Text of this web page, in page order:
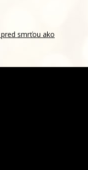
smrťou ako